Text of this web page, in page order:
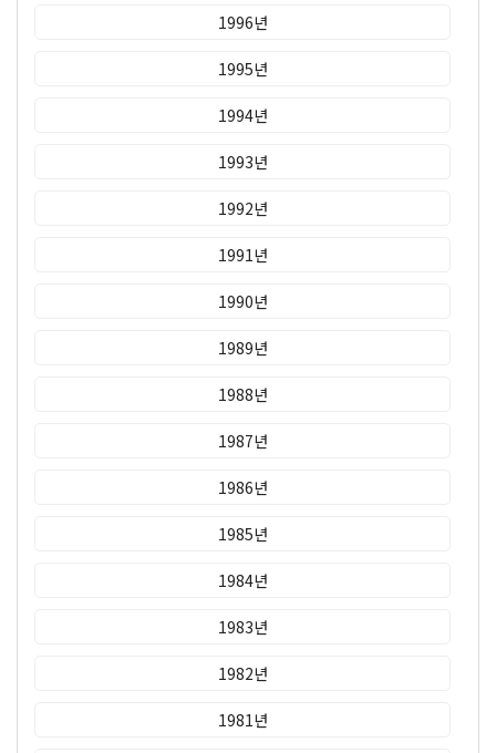
1996년
1995년
1994년
1993년
1992년
1991년
1990년
1989년
1988년
1987년
1986년
1985년
1984년
1983년
1982년
1981년